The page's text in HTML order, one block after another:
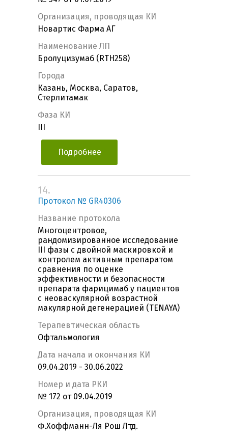
Организация, проводящая КИ
Новартис Фарма АГ
Наименование ЛП
Бролуцизумаб (RTH258)
Города
Казань, Москва, Саратов,
Стерлитамак
Фаза КИ
Подробнее
14.
Протокол № GR40306
Название протокола
Многоцентровое,
рандомизированное исследование
III фазы с двойной маскировкой и
контролем активным препаратом
сравнения по оценке
эффективности и безопасности
препарата фарицимаб у пациентов
с неоваскулярной возрастной
макулярной дегенерацией (TENAYA)
Терапевтическая область
Офтальмология
Дата начала и окончания КИ
09.04.2019 - 30.06.2022
Номер и дата РКИ
№ 172 от 09.04.2019
Организация, проводящая КИ
Ф.Хоффманн-Ля Рош Лтд.